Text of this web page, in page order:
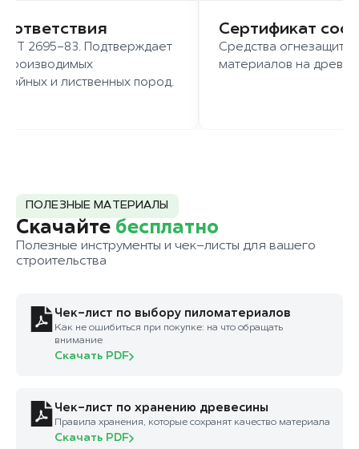
2695-83. Подтверждает
производимых
и лиственных пород.
Сертификат
Средства огнезащиты
материалов на
ПОЛЕЗНЫЕ МАТЕРИАЛЫ
Скачайте бесплатно
Полезные инструменты и чек-листы для вашего
строительства
Чек-лист по выбору пиломатериалов
Как не ошибиться при покупке: на что обращать
внимание
Скачать PDF
Чек-лист по хранению древесины
Правила хранения, которые сохранят качество материала
Скачать PDF